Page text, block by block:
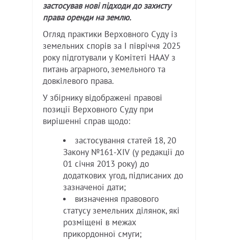
застосував нові підходи до захисту
права оренди на землю.
Огляд практики Верховного Суду із
земельних спорів за I півріччя 2025
року підготували у Комітеті НААУ з
питань аграрного, земельного та
довкілевого права.
У збірнику відображені правові
позиції Верховного Суду при
вирішенні справ щодо:
застосування статей 18, 20
Закону №161-XIV (у редакції до
01 січня 2013 року) до
додаткових угод, підписаних до
зазначеної дати;
визначення правового
статусу земельних ділянок, які
розміщені в межах
прикордонної смуги;